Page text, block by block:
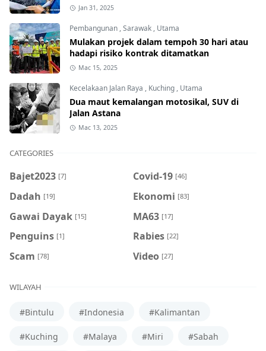
Jan 31, 2025
Pembangunan ,Sarawak , Utama
Mulakan projek dalam tempoh 30 hari atau
hadapi risiko kontrak ditamatkan
Mac 15, 2025
Kecelakaan Jalan Raya , Kuching , Utama
Dua maut kemalangan motosikal, SUV di
Jalan Astana
Mac 13, 2025
CATEGORIES
Bajet2023 [7] Covid-19 [46]
Dadah [19] Ekonomi [83]
Gawai Dayak [15] MA63 [17]
Penguins [1] Rabies [22]
Scam [78] Video [27]
WILAYAH
#Bintulu #Indonesia #Kalimantan
#Kuching #Malaya #Miri #Sabah